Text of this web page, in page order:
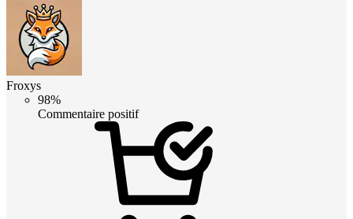
Froxys
98%
Commentaire positif